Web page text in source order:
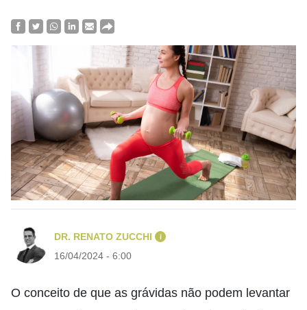
DR. RENATO ZUCCHI i
16/04/2024 - 6:00
O conceito de que as grávidas não podem levantar